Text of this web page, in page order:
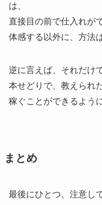
は、
直接目の前で仕入れが
体感する以外に、方法
逆に言えば、それだけ
本せどりで、教えられ
稼ぐことができるよう
まとめ
最後にひとつ、注意し